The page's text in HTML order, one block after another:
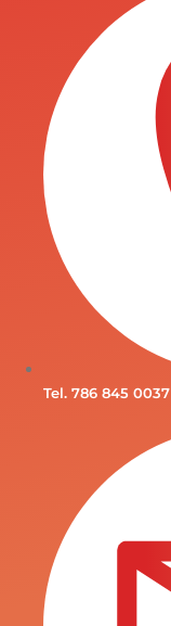
Tel. 786 845 0037